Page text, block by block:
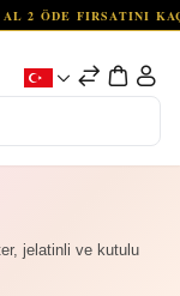
jelatinli ve kutulu